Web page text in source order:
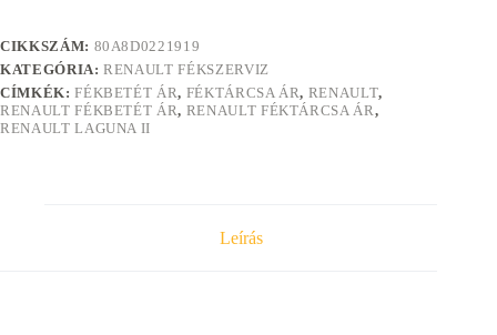
CIKKSZÁM: 80A8D0221919
KATEGÓRIA:RENAULT FÉKSZERVIZ
CÍMKÉK:FÉKBETÉT ÁR, FÉKTÁRCSA ÁR, RENAULT,
RENAULT FÉKBETÉT ÁR, RENAULT FÉKTÁRCSA ÁR ,
RENAULT LAGUNA II
Leírás